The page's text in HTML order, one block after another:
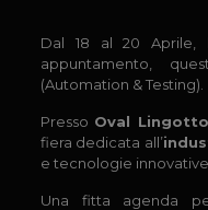
Contatti
Newsletter
Dal 18 al 20
appuntamento,
(Automation & Testing).
Presso Oval Lingotto
fiera dedicata all’
e tecnologie innovative.
Una fitta agenda